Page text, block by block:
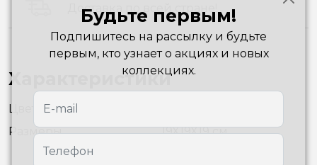
Доставка по всей стране!
Характеристики
Цвет
Размеры
19X19X19 см
Будьте первым!
Подпишитесь на рассылку и будьте
первым, кто узнает о акциях и новых
коллекциях.